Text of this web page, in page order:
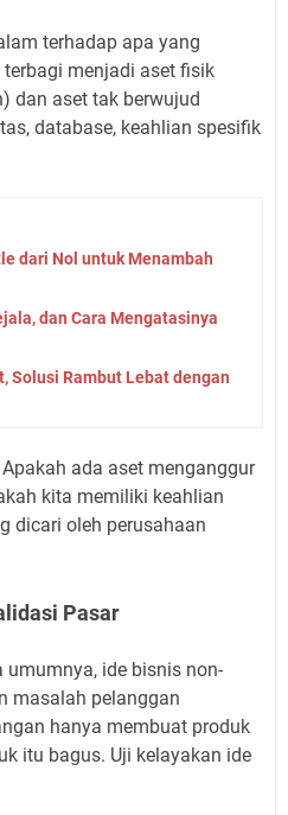
terhadap apa yang
menjadi aset fisik
dan aset tak berwujud
database, keahlian spesifik
dari Nol untuk Menambah
dan Cara Mengatasinya
Solusi Rambut Lebat dengan
ada aset menganggur
kita memiliki keahlian
dicari oleh perusahaan
Pasar
ide bisnis non-
masalah pelanggan
hanya membuat produk
itu bagus. Uji kelayakan ide